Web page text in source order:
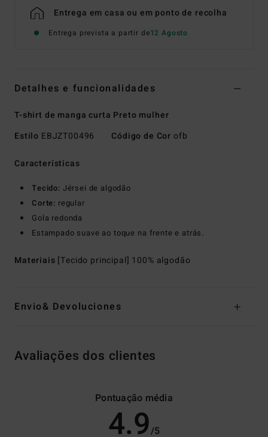
Entrega em casa ou em ponto de recolha
Entrega prevista a partir de12 Agosto
Detalhes e funcionalidades
T-shirt de manga curta Preto mulher
Estilo EBJZT00496 Código de Cor ofb
Características
Tecido: Jérsei de algodão
Corte: regular
Gola redonda
Estampado suave ao toque na frente e atrás.
Materiais [Tecido principal] 100% algodão
Envio& Devoluciones
Avaliações dos clientes
Pontuação média
4.9/5